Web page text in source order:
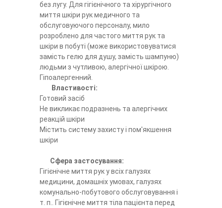
без лугу. Для гігієнічного та хірургічного
миття шкіри рук медичного та
обслуговуючого персоналу, мило
розроблено для частого миття рук та
шкіри в побуті (може використовуватися
замість гелю для душу, замість шампуню)
людьми з чутливою, алергічної шкірою.
Гіпоалергенний.
Властивості:
Готовий засіб
Не викликає подразнень та алергічних
реакцій шкіри
Містить систему захисту і пом'якшення
шкіри
Сфера застосування:
Гігієнічне миття рук у всіх галузях
медицини, домашніх умовах, галузях
комунально-побутового обслуговування і
т. п.. Гігієнічне миття тіла пацієнта перед